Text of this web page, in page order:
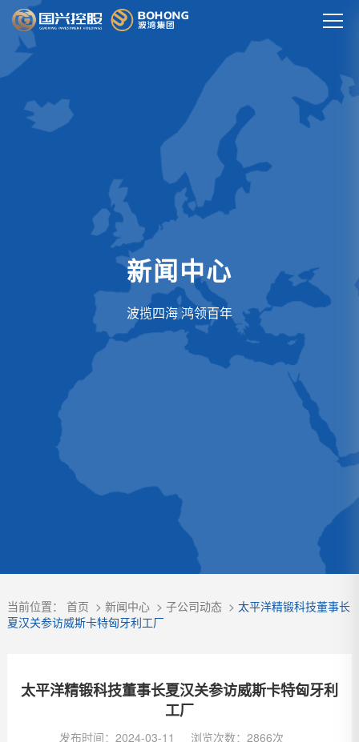
新闻中心
波揽四海 鸿领百年
当前位置： 首页 > 新闻中心> 子公司动态> 太平洋精锻科技董事长
夏汉关参访威斯卡特匈牙利工厂
太平洋精锻科技董事长夏汉关参访威斯卡特匈牙利
工厂
发布时间：2024-03-11 浏览次数：2866次